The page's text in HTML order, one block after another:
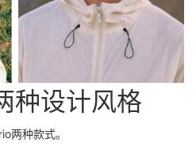
种设计风格
两种款式。